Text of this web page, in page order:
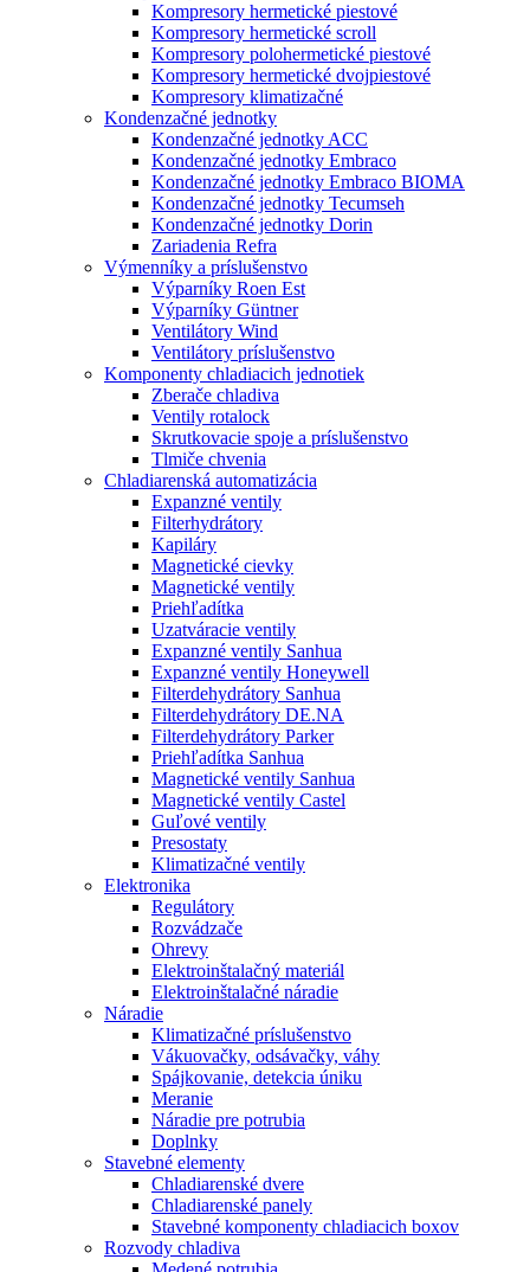
Kompresory hermetické piestové
Kompresory hermetické scroll
Kompresory polohermetické piestové
Kompresory hermetické dvojpiestové
Kompresory klimatizačné
Kondenzačné jednotky
Kondenzačné jednotky ACC
Kondenzačné jednotky Embraco
Kondenzačné jednotky Embraco BIOMA
Kondenzačné jednotky Tecumseh
Kondenzačné jednotky Dorin
Zariadenia Refra
Výmenníky a príslušenstvo
Výparníky Roen Est
Výparníky Güntner
Ventilátory Wind
Ventilátory príslušenstvo
Komponenty chladiacich jednotiek
Zberače chladiva
Ventily rotalock
Skrutkovacie spoje a príslušenstvo
Tlmiče chvenia
Chladiarenská automatizácia
Expanzné ventily
Filterhydrátory
Kapiláry
Magnetické cievky
Magnetické ventily
Priehľadítka
Uzatváracie ventily
Expanzné ventily Sanhua
Expanzné ventily Honeywell
Filterdehydrátory Sanhua
Filterdehydrátory DE.NA
Filterdehydrátory Parker
Priehľadítka Sanhua
Magnetické ventily Sanhua
Magnetické ventily Castel
Guľové ventily
Presostaty
Klimatizačné ventily
Elektronika
Regulátory
Rozvádzače
Ohrevy
Elektroinštalačný materiál
Elektroinštalačné náradie
Náradie
Klimatizačné príslušenstvo
Vákuovačky, odsávačky, váhy
Spájkovanie, detekcia úniku
Meranie
Náradie pre potrubia
Doplnky
Stavebné elementy
Chladiarenské dvere
Chladiarenské panely
Stavebné komponenty chladiacich boxov
Rozvody chladiva